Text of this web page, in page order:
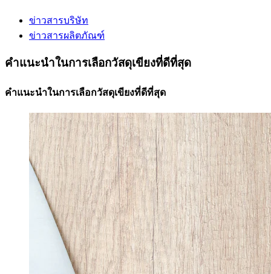
ข่าวสารบริษัท
ข่าวสารผลิตภัณฑ์
คำแนะนำในการเลือกวัสดุเขียงที่ดีที่สุด
คำแนะนำในการเลือกวัสดุเขียงที่ดีที่สุด